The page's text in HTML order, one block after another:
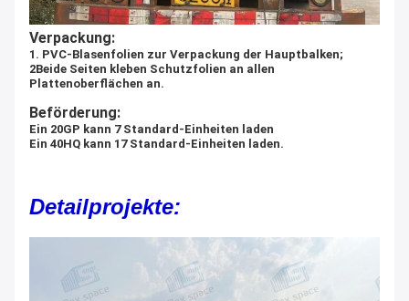
Verpackung:
1. PVC-Blasenfolien zur Verpackung der Hauptbalken;
2Beide Seiten kleben Schutzfolien an allen
Plattenoberflächen an.
Beförderung:
Ein 20GP kann 7 Standard-Einheiten laden
Ein 40HQ kann 17 Standard-Einheiten laden.
Detailprojekte: